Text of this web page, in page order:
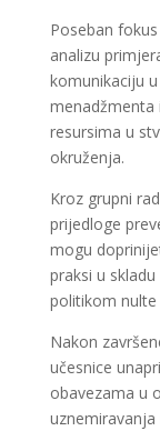
Poseban
analizu
komunikaciju
menadžmenta
resursima u
okruženja.
Kroz grupni
prijedloge
mogu
praksi u
politikom
Nakon
učesnice
obavezama u